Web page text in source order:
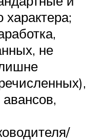
характера;
не